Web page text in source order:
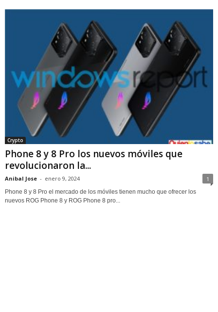
Crypto
Phone 8 y 8 Pro los nuevos móviles que
revolucionaron la...
Anibal Jose - enero 9, 2024 1
Phone 8 y 8 Pro el mercado de los móviles tienen mucho que ofrecer los
nuevos ROG Phone 8 y ROG Phone 8 pro...